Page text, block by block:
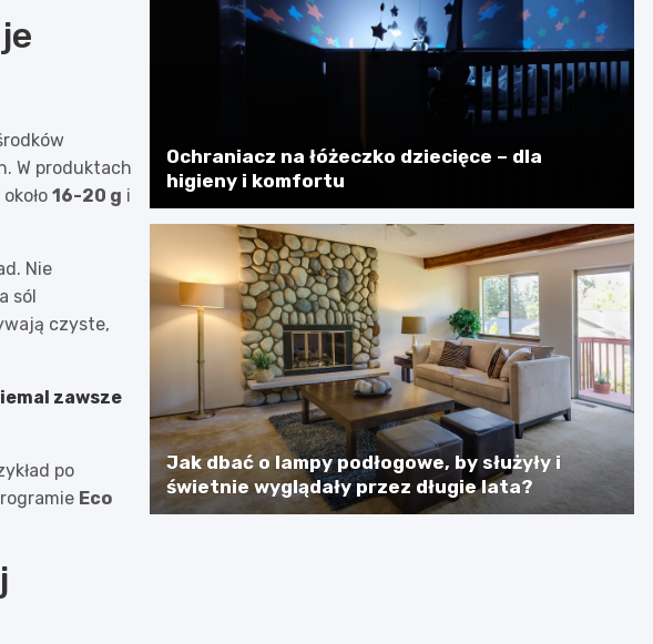
W produktach
16-20 g i
Nie
sól
czyste,
zawsze
po
Eco
Ochraniacz na łóżeczko dziecięce – dla
higieny i komfortu
Jak dbać o lampy podłogowe, by służyły i
świetnie wyglądały przez długie lata?